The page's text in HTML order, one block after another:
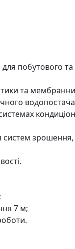
побутового
та
зрошення,
7 м;